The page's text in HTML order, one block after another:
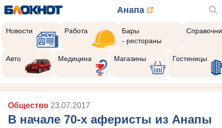
Анапа
Новости Работа
Бары
- рестораны
Авто Медицина Магазины Гостиницы
Общество 23.07.2017
В начале 70-х аферисты из Анапы